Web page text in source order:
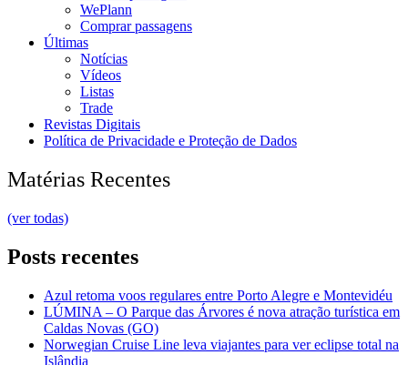
WePlann
Comprar passagens
Últimas
Notícias
Vídeos
Listas
Trade
Revistas Digitais
Política de Privacidade e Proteção de Dados
Matérias Recentes
(ver todas)
Posts recentes
Azul retoma voos regulares entre Porto Alegre e Montevidéu
LÚMINA – O Parque das Árvores é nova atração turística em
Caldas Novas (GO)
Norwegian Cruise Line leva viajantes para ver eclipse total na
Islândia